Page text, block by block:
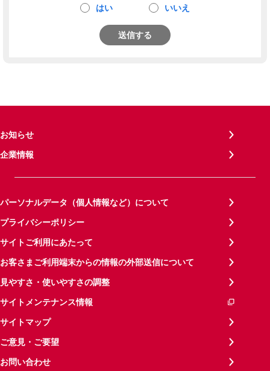
はい いいえ
送信する
お知らせ
企業情報
パーソナルデータ（個人情報など）について
プライバシーポリシー
サイトご利用にあたって
お客さまご利用端末からの情報の外部送信について
見やすさ・使いやすさの調整
サイトメンテナンス情報
サイトマップ
ご意見・ご要望
お問い合わせ